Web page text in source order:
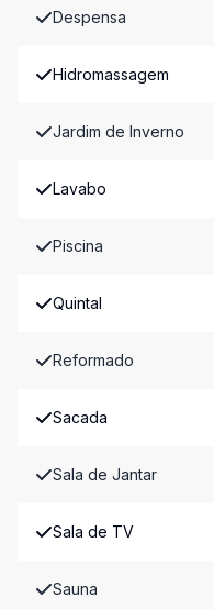
Despensa
Hidromassagem
Jardim de Inverno
Lavabo
Piscina
Quintal
Reformado
Sacada
Sala de Jantar
Sala de TV
Sauna